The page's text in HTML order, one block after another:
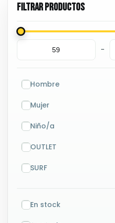
-
Hombre
Mujer
Niño/a
OUTLET
SURF
En stock